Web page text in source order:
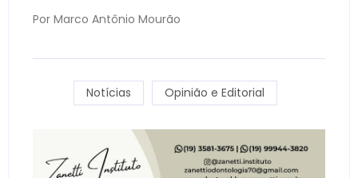
Por Marco Antônio Mourão
Notícias Opinião e Editorial